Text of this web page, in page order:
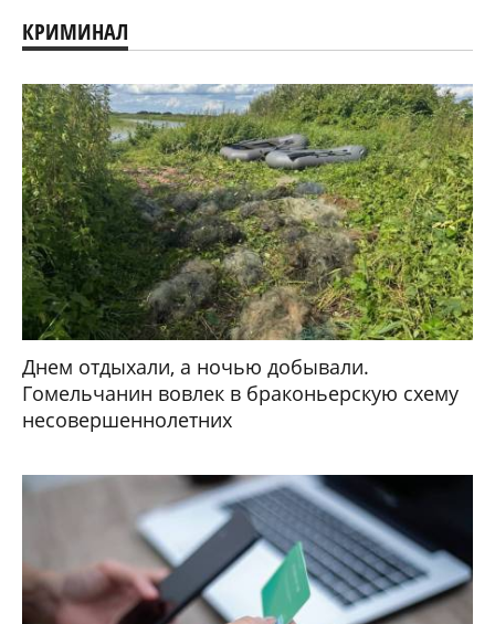
КРИМИНАЛ
Днем отдыхали, а ночью добывали.
Гомельчанин вовлек в браконьерскую схему
несовершеннолетних